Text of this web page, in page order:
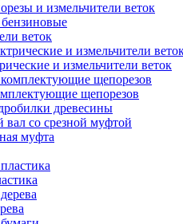
и измельчители веток
веток
и измельчители веток
щепорезов
древесины
со срезной муфтой
муфта